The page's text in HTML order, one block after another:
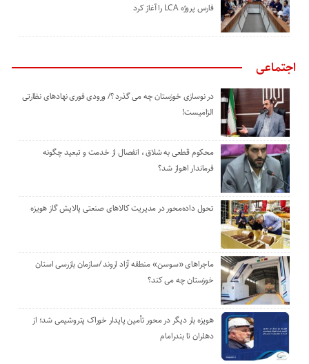
‌فارس پروژه LCA را آغاز کرد
اجتماعی
در نوسازی خوزستان چه می گذرد ؟/ ورودی فوری نهادهای نظارتی
الزامیست!
محکوم قطعی به شلاق ، انفصال از خدمت و تبعید چگونه
فرماندار اهواز شد؟
تحول داده‌محور در مدیریت کالاهای صنعتی پالایش گاز هویزه
ماجراهای «سوسن» منطقه آزاد اروند /سازمان بازرسی استان
خوزستان چه می کند؟
هویزه بار دیگر در محور تأمین پایدار خوراک پتروشیمی شد؛ از
دهلران تا بندرامام